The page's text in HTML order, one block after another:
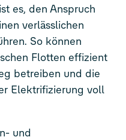
es, den Anspruch
verlässlichen
So können
Flotten effizient
betreiben und die
Elektrifizierung voll
und